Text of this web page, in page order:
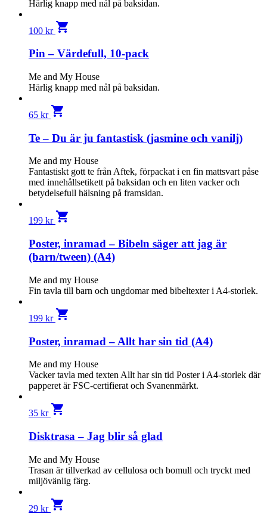
Härlig knapp med nål på baksidan.
100 kr shopping_cart
Pin – Värdefull, 10-pack
Me and My House
Härlig knapp med nål på baksidan.
65 kr shopping_cart
Te – Du är ju fantastisk (jasmine och vanilj)
Me and my House
Fantastiskt gott te från Aftek, förpackat i en fin mattsvart påse
med innehållsetikett på baksidan och en liten vacker och
betydelsefull hälsning på framsidan.
199 kr shopping_cart
Poster, inramad – Bibeln säger att jag är
(barn/tween) (A4)
Me and my House
Fin tavla till barn och ungdomar med bibeltexter i A4-storlek.
199 kr shopping_cart
Poster, inramad – Allt har sin tid (A4)
Me and my House
Vacker tavla med texten Allt har sin tid Poster i A4-storlek där
papperet är FSC-certifierat och Svanenmärkt.
35 kr shopping_cart
Disktrasa – Jag blir så glad
Me and My House
Trasan är tillverkad av cellulosa och bomull och tryckt med
miljövänlig färg.
29 kr shopping_cart